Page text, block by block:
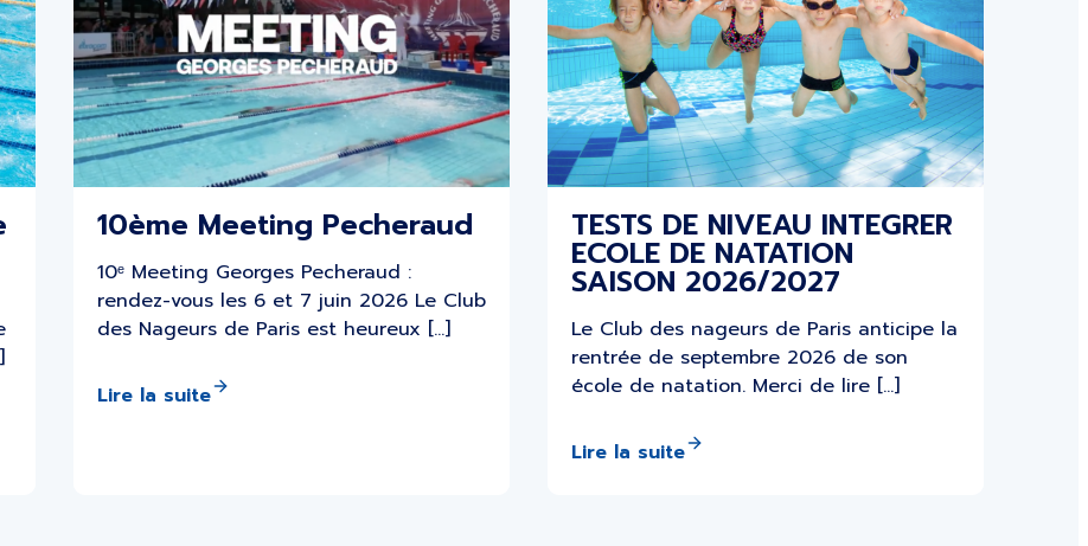
10ème Meeting Pecheraud
10ᵉ Meeting Georges Pecheraud :
rendez-vous les 6 et 7 juin 2026 Le Club
des Nageurs de Paris est heureux […]
Lire la suite
TESTS DE NIVEAU INTEGRER
ECOLE DE NATATION
SAISON 2026/2027
Le Club des nageurs de Paris anticipe la
rentrée de septembre 2026 de son
école de natation. Merci de lire […]
Lire la suite